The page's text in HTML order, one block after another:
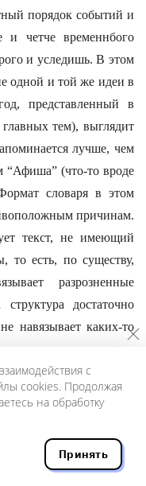
порядок событий и
и четче временнбого
и уследишь. В этом
одной и той же идеи в
представленный в
тем), выглядит
лучше, чем
“Афиша” (что-то вроде
словаря в этом
причинам.
текст, не имеющий
то есть, по существу,
разрозненные
достаточно
навязывает каких-то
но его можно
автора. Хотя
а обозвать ее можно
единственное, что
с
cookies. Продолжая
на обработку
Принять